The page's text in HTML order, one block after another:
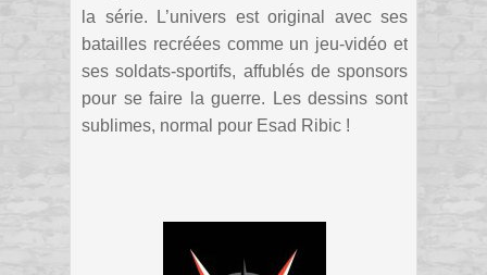
la série. L’univers est original avec ses
batailles recréées comme un jeu-vidéo et
ses soldats-sportifs, affublés de sponsors
pour se faire la guerre. Les dessins sont
sublimes, normal pour Esad Ribic !